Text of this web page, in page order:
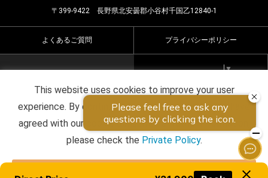
〒399-9422 長野県北安曇郡小谷村千国乙12840-1
よくあるご質問 プライバシーポリシー
Select Language ▼
Copyright ©2026 HOTEL HAKUBA BERGHAUS all rights
reserved.
This website uses cookies to improve your user
experience. By continuing to use this website, you have
agreed with our cookie consent. For futher information,
please check the Private Policy.